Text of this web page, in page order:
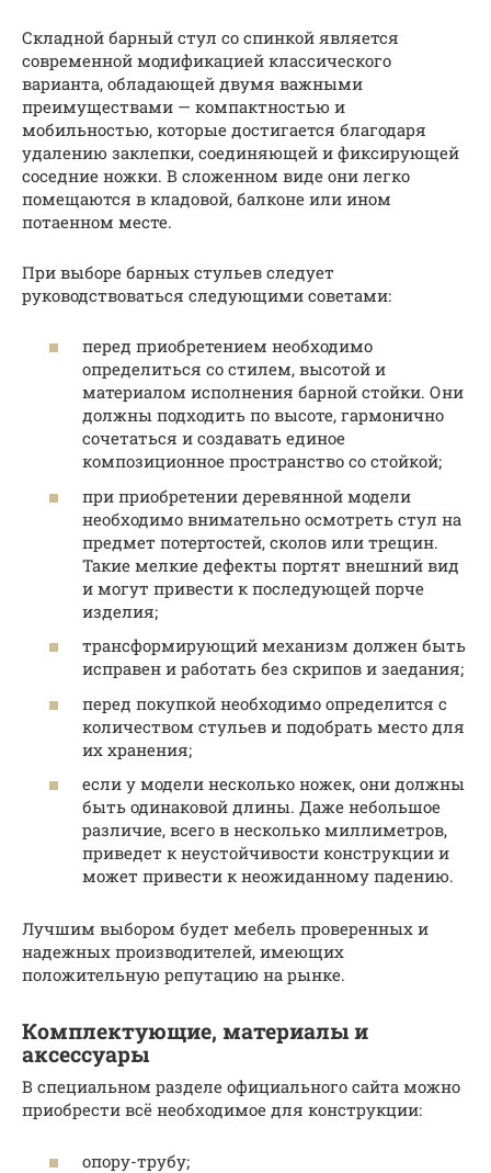
Складной барный стул со спинкой является
современной модификацией классического
варианта, обладающей двумя важными
преимуществами — компактностью и
мобильностью, которые достигается благодаря
удалению заклепки, соединяющей и фиксирующей
соседние ножки. В сложенном виде они легко
помещаются в кладовой, балконе или ином
потаенном месте.
При выборе барных стульев следует
руководствоваться следующими советами:
перед приобретением необходимо
определиться со стилем, высотой и
материалом исполнения барной стойки. Они
должны подходить по высоте, гармонично
сочетаться и создавать единое
композиционное пространство со стойкой;
при приобретении деревянной модели
необходимо внимательно осмотреть стул на
предмет потертостей, сколов или трещин.
Такие мелкие дефекты портят внешний вид
и могут привести к последующей порче
изделия;
трансформирующий механизм должен быть
исправен и работать без скрипов и заедания;
перед покупкой необходимо определится с
количеством стульев и подобрать место для
их хранения;
если у модели несколько ножек, они должны
быть одинаковой длины. Даже небольшое
различие, всего в несколько миллиметров,
приведет к неустойчивости конструкции и
может привести к неожиданному падению.
Лучшим выбором будет мебель проверенных и
надежных производителей, имеющих
положительную репутацию на рынке.
Комплектующие, материалы и
аксессуары
В специальном разделе официального сайта можно
приобрести всё необходимое для конструкции:
опору-трубу;